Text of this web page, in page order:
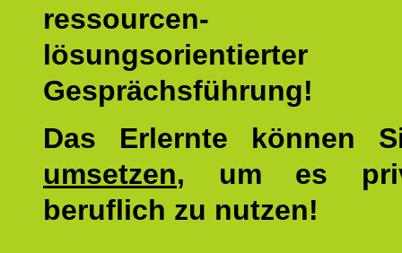
lösungsorientierter
Gesprächsführung!
Das Erlernte können
umsetzen, um es
beruflich zu nutzen!